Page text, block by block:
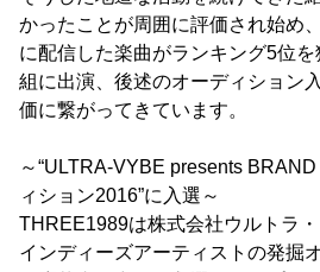
かったことが周囲に評価され始め
に配信した楽曲がランキング5位
組に出演、後述のオーディション
価に繋がってきています。
～“ULTRA-VYBE presents
ィション2016”に入選～
THREE1989は株式会社ウルトラ・
インディーズアーティストの発掘